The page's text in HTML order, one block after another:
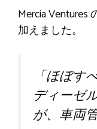
Mercia Ventures
加えました。
「ほぼす
ディーゼ
が、車両